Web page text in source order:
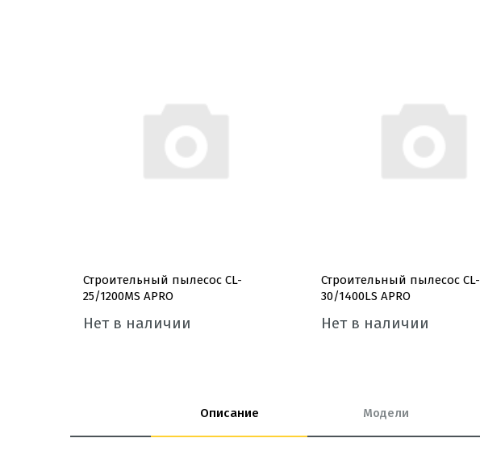
Строительный пылесос CL-
25/1200MS APRO
Нет в наличии
Строительный пылесос CL-
30/1400LS APRO
Нет в наличии
Описание Модели